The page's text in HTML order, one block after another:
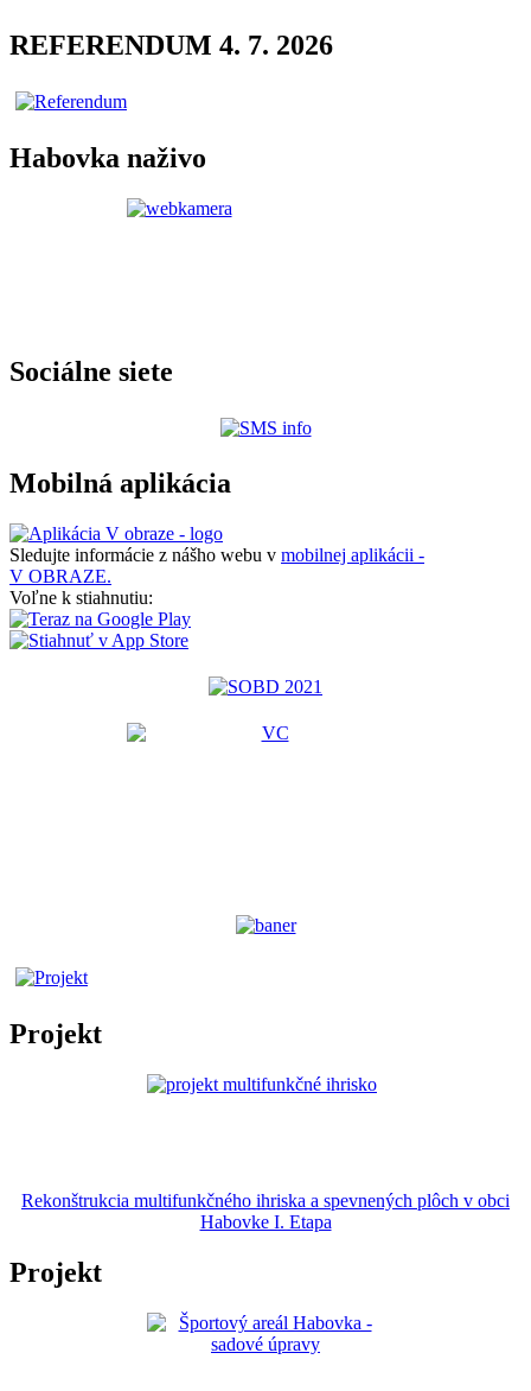
REFERENDUM 4. 7. 2026
Habovka naživo
Sociálne siete
Mobilná aplikácia
Sledujte informácie z nášho webu v mobilnej aplikácii -
V OBRAZE.
Voľne k stiahnutiu:
Projekt
Rekonštrukcia multifunkčného ihriska a spevnených plôch v obci
Habovke I. Etapa
Projekt